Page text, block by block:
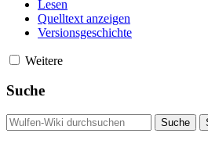
Lesen
Quelltext anzeigen
Versionsgeschichte
Weitere
Suche